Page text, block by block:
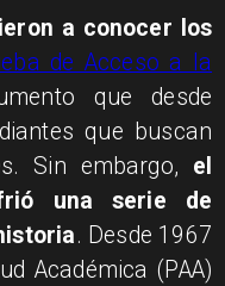
a conocer los
de Acceso a la
que desde
que buscan
Sin embargo, el
una serie de
. Desde 1967
Académica (PAA)